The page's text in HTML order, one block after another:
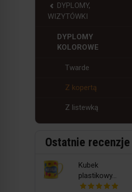
DYPLOMY,
WIZYTÓWKI
DYPLOMY
KOLOROWE
Twarde
Z kopertą
Z listewką
Ostatnie recenzje
Kubek
plastikowy...